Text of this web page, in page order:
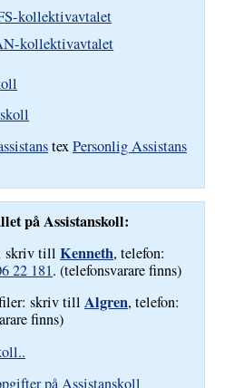
kollektivavtalet
kollektivavtalet
texPersonlig Assistans
på Assistanskoll:
skriv tillKenneth, telefon:
22 181. (telefonsvarare finns)
skriv tillAlgren, telefon:
finns)
på Assistanskoll